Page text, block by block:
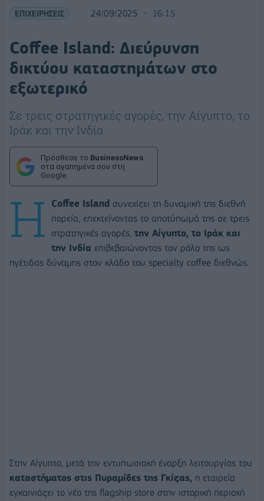
ΕΠΙΧΕΙΡΗΣΕΙΣ 24/09/2025 16:15
Coffee Island: Διεύρυνση
δικτύου καταστημάτων στο
εξωτερικό
Σε τρεις στρατηγικές αγορές, την Αίγυπτο, το
Ιράκ και την Ινδία
Πρόσθεσε το BusinessNews
στα αγαπημένα σου στη
Google
Η Coffee Island συνεχίζει τη δυναμική της διεθνή
πορεία, επεκτείνοντας το αποτύπωμά της σε τρεις
στρατηγικές αγορές, την Αίγυπτο, το Ιράκ και
την Ινδία επιβεβαιώνοντας τον ρόλο της ως
ηγέτιδας δύναμης στον κλάδο του specialty coffee διεθνώς.
Στην Αίγυπτο, μετά την εντυπωσιακή έναρξη λειτουργίας του
καταστήματος στις Πυραμίδες της Γκίζας, η εταιρεία
εγκαινιάζει το νέο της flagship store στην ιστορική περιοχή